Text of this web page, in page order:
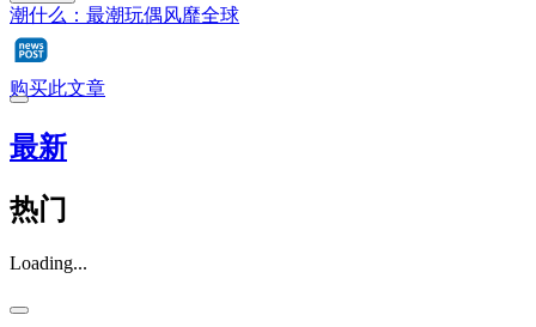
潮什么：最潮玩偶风靡全球
购买此文章
最新
热门
Loading...